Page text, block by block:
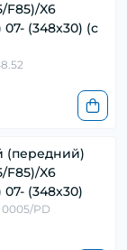
F85)/X6
07- (348x30) (с
(передний)
F85)/X6
07- (348x30)
0005/PD